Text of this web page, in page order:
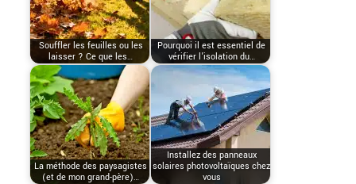
Souffler les feuilles ou les
laisser ? Ce que les…
Pourquoi il est essentiel de
vérifier l’isolation du…
La méthode des paysagistes
(et de mon grand-père)…
Installez des panneaux
solaires photovoltaïques chez
vous